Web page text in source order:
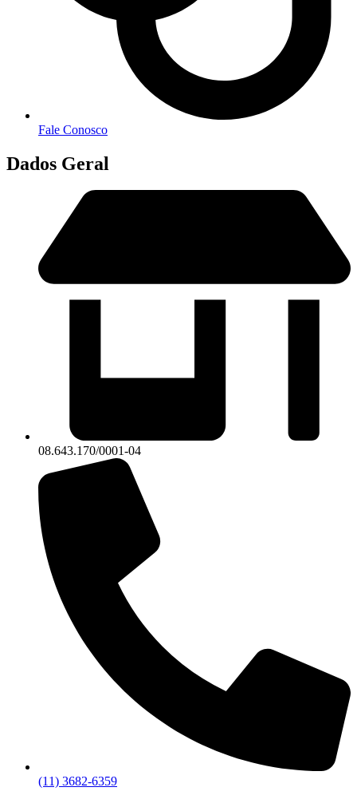
Fale Conosco
Dados Geral
08.643.170/0001-04
(11) 3682-6359